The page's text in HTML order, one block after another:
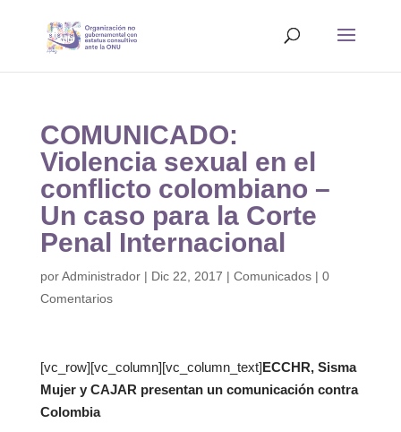
COMUNICADO:
Violencia sexual en el
conflicto colombiano –
Un caso para la Corte
Penal Internacional
porAdministrador| Dic 22, 2017 | Comunicados| 0
Comentarios
[vc_row][vc_column][vc_column_text]ECCHR, Sisma
Mujer y CAJAR presentan un comunicación contra
Colombia